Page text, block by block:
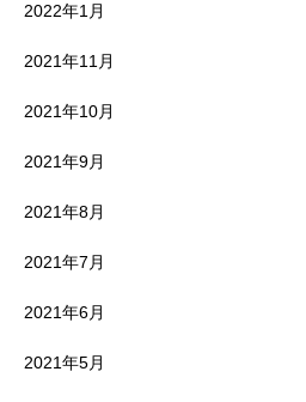
2022年1月
2021年11月
2021年10月
2021年9月
2021年8月
2021年7月
2021年6月
2021年5月